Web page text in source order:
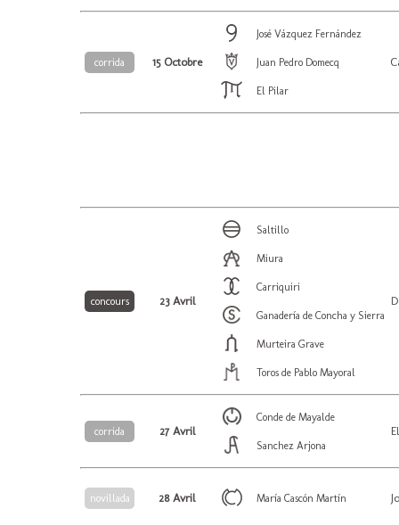
corrida 15 Octobre
José Vázquez Fernández
Juan Pedro Domecq
El Pilar
concours 23 Avril
Saltillo
Miura
Carriquiri
Ganadería de Concha y Sierra
Murteira Grave
Toros de Pablo Mayoral
corrida 27 Avril
Conde de Mayalde
Sanchez Arjona
novillada 28 Avril María Cascón Martín